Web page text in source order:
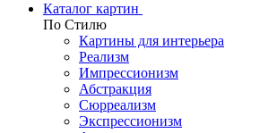
Каталог картин
По Стилю
Картины для интерьера
Реализм
Импрессионизм
Абстракция
Сюрреализм
Экспрессионизм